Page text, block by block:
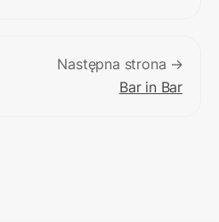
Następna strona →
Bar in Bar